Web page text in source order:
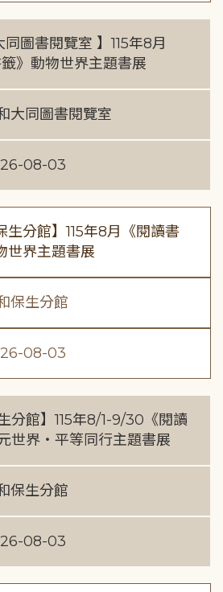
同圖書閱覽室 】115年8月
籤》動物世界主題書展
大同圖書閱覽室
08-03
生分館】115年8月《閱讀書
世界主題書展
保生分館
08-03
分館】115年8/1-9/30《閱讀
世界・平等同行主題書展
保生分館
08-03